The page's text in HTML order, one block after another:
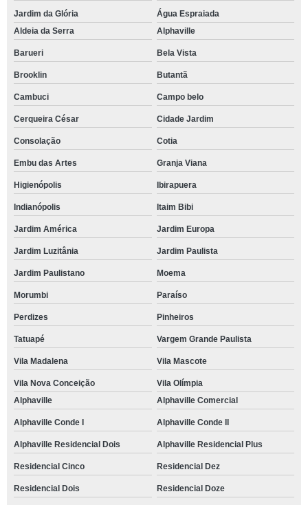
Jardim da Glória
Água Espraiada
Aldeia da Serra
Alphaville
Barueri Bela Vista
Brooklin Butantã
Cambuci Campo belo
Cerqueira César Cidade Jardim
Consolação Cotia
Embu das Artes Granja Viana
Higienópolis Ibirapuera
Indianópolis Itaim Bibi
Jardim América Jardim Europa
Jardim Luzitânia Jardim Paulista
Jardim Paulistano Moema
Morumbi Paraíso
Perdizes Pinheiros
Tatuapé Vargem Grande Paulista
Vila Madalena Vila Mascote
Vila Nova Conceição
Vila Olímpia
Alphaville
Alphaville Comercial
Alphaville Conde I Alphaville Conde II
Alphaville Residencial Dois Alphaville Residencial Plus
Residencial Cinco Residencial Dez
Residencial Dois Residencial Doze